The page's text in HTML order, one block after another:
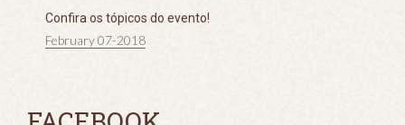
Confira os tópicos do evento!
February 07-2018